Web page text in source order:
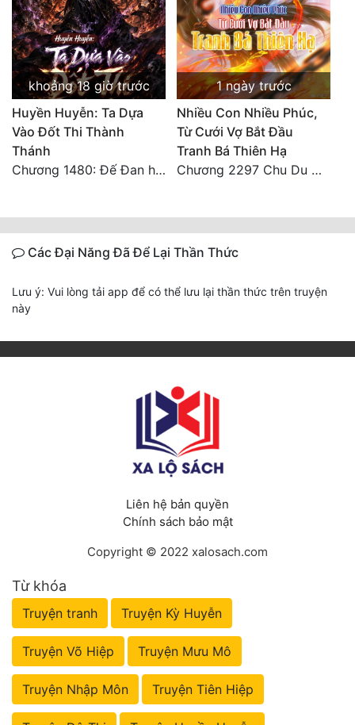
khoảng 18 giờ trước
Huyền Huyễn: Ta Dựa
Vào Đốt Thi Thành
Thánh
Chương 1480: Đế Đan hiện
1 ngày trước
Nhiều Con Nhiều Phúc,
Từ Cưới Vợ Bắt Đầu
Tranh Bá Thiên Hạ
Chương 2297 Chu Du Du mang thai
Các Đại Năng Đã Để Lại Thần Thức
Lưu ý: Vui lòng tải app để có thể lưu lại thần thức trên truyện
này
Liên hệ bản quyền
Chính sách bảo mật
Copyright © 2022 xalosach.com
Từ khóa
Truyện tranh Truyện Kỳ Huyễn
Truyện Võ Hiệp Truyện Mưu Mô
Truyện Nhập Môn Truyện Tiên Hiệp